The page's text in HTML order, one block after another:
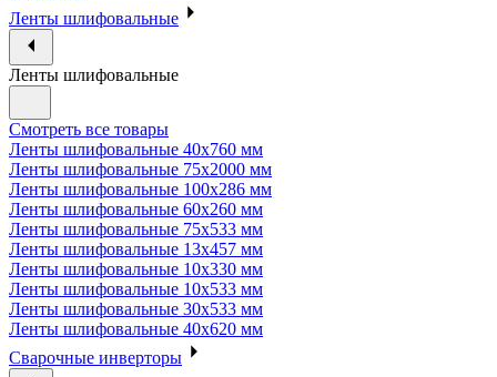
Ленты шлифовальные
Ленты шлифовальные
Смотреть все товары
Ленты шлифовальные 40х760 мм
Ленты шлифовальные 75х2000 мм
Ленты шлифовальные 100х286 мм
Ленты шлифовальные 60х260 мм
Ленты шлифовальные 75х533 мм
Ленты шлифовальные 13х457 мм
Ленты шлифовальные 10х330 мм
Ленты шлифовальные 10х533 мм
Ленты шлифовальные 30х533 мм
Ленты шлифовальные 40х620 мм
Сварочные инверторы